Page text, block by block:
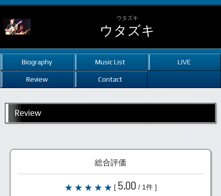
ウタズキ
ウタズキ
Biography Music List LIVE
Review Contact
Review
総合評価
[ 5.00 / 1件 ]